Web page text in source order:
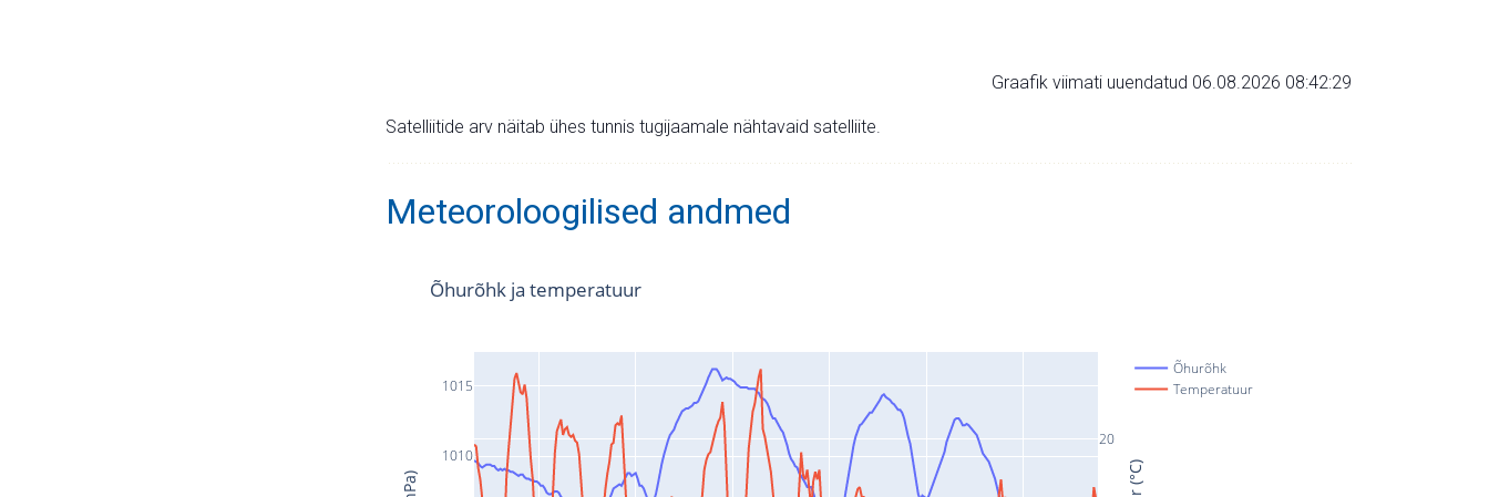
Graafik viimati uuendatud 06.08.2026 08:42:29
Satelliitide arv näitab ühes tunnis tugijaamale nähtavaid satelliite.
Meteoroloogilised andmed
1010
1015
20
Õhurõhk
Temperatuur
Õhurõhk ja temperatuur